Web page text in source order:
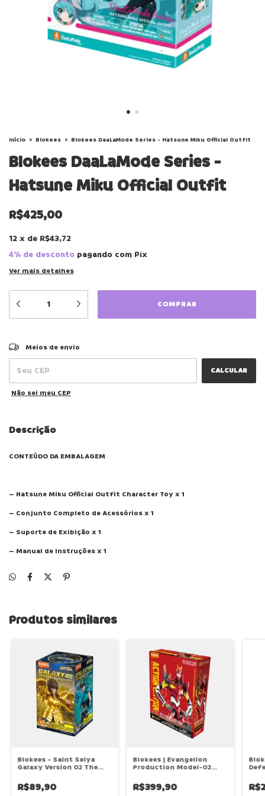
Início > Blokees > Blokees DaaLaMode Series - Hatsune Miku Official Outfit
Blokees DaaLaMode Series -
Hatsune Miku Official Outfit
R$425,00
12 x de R$43,72
4% de desconto pagando com Pix
Ver mais detalhes
Entregas para o CEP:
Meios de envio
CALCULAR
Não sei meu CEP
Descrição
CONTEÚDO DA EMBALAGEM
– Hatsune Miku Official Outfit Character Toy x 1
– Conjunto Completo de Acessórios x 1
– Suporte de Exibição x 1
– Manual de Instruções x 1
Produtos similares
Blokees - Saint Seiya
Galaxy Version 02 The
Saints - Caixa Surpresa 1
unidade
R$89,90
Blokees | Evangelion
Production Model-02
R$399,90